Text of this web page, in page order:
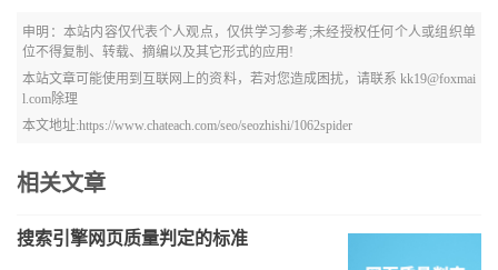
申明：本站内容仅代表个人观点，仅供学习参考;未经授权任何个人或组织单
位不得复制、转载、摘编以及其它形式的应用!
本站文章可能使用到互联网上的资料，若对您造成困扰，请联系 kk19@foxmai
l.com除理
本文地址:https://www.chateach.com/seo/seozhishi/1062spider
相关文章
搜索引擎网页质量判定的标准